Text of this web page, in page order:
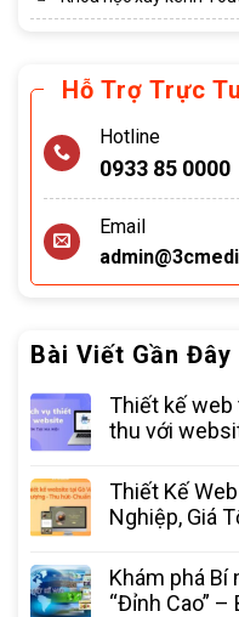
Hỗ Trợ Trực
Hotline
0933 85 0000
Email
Bài Viết Gần Đây
Thiết kế web
thu với
Thiết Kế
Nghiệp, Giá
Khám phá Bí
“Đỉnh Cao”